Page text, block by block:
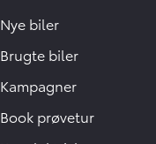
Nye biler
Brugte biler
Kampagner
Book prøvetur